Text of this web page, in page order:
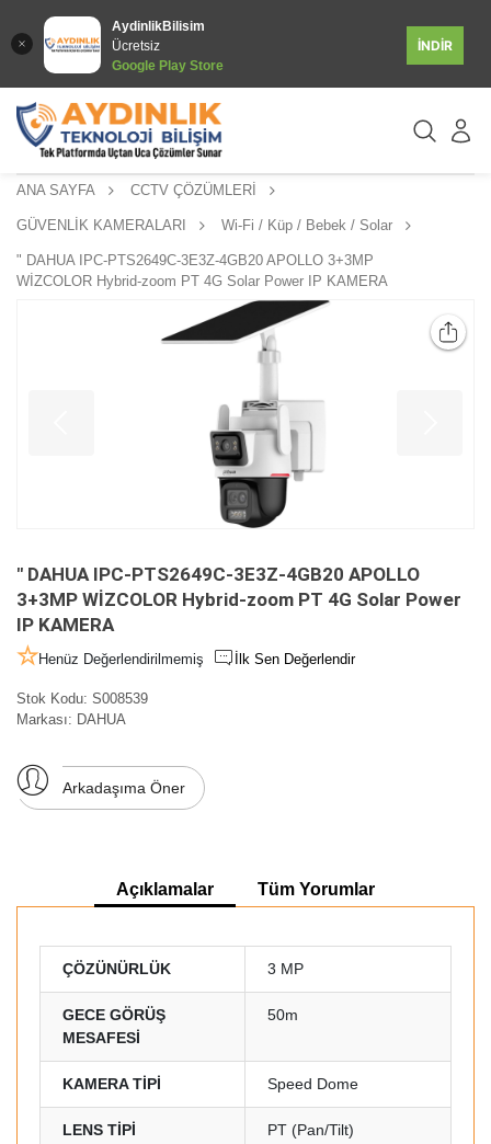
AydinlikBilisim
Ücretsiz
Google Play Store
İNDİR
ANA SAYFA CCTV ÇÖZÜMLERİ
GÜVENLİK KAMERALARI Wi-Fi / Küp / Bebek / Solar
" DAHUA IPC-PTS2649C-3E3Z-4GB20 APOLLO 3+3MP
WİZCOLOR Hybrid-zoom PT 4G Solar Power IP KAMERA
" DAHUA IPC-PTS2649C-3E3Z-4GB20 APOLLO
3+3MP WİZCOLOR Hybrid-zoom PT 4G Solar Power
IP KAMERA
Henüz Değerlendirilmemiş İlk Sen Değerlendir
Stok Kodu: S008539
Markası: DAHUA
Arkadaşıma Öner
Açıklamalar Tüm Yorumlar
ÇÖZÜNÜRLÜK 3 MP
GECE GÖRÜŞ
MESAFESİ
50m
KAMERA TİPİ Speed Dome
LENS TİPİ PT (Pan/Tilt)